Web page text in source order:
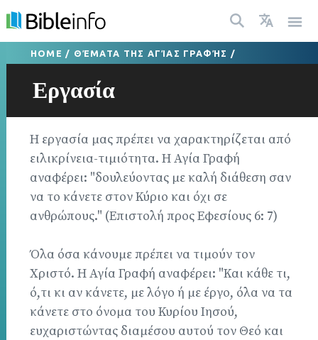
HOME / ΘΈΜΑΤΑ ΤΗΣ ΑΓΊΑΣ ΓΡΑΦΉΣ /
Εργασία
Η εργασία μας πρέπει να χαρακτηρίζεται από
ειλικρίνεια-τιμιότητα. Η Αγία Γραφή
αναφέρει: "δουλεύοντας με καλή διάθεση σαν
να το κάνετε στον Κύριο και όχι σε
ανθρώπους." (Επιστολή προς Εφεσίους 6: 7)
Όλα όσα κάνουμε πρέπει να τιμούν τον
Χριστό. Η Αγία Γραφή αναφέρει: "Και κάθε τι,
ό,τι κι αν κάνετε, με λόγο ή με έργο, όλα να τα
κάνετε στο όνομα του Κυρίου Ιησού,
ευχαριστώντας διαμέσου αυτού τον Θεό και